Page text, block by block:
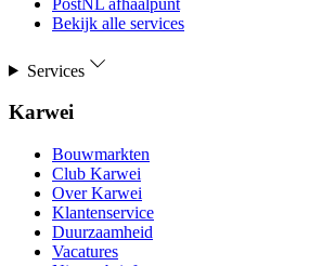
Bekijk alle services
Services
Karwei
Bouwmarkten
Club Karwei
Over Karwei
Klantenservice
Duurzaamheid
Vacatures